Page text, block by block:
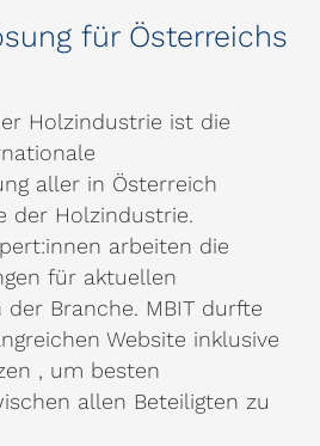
für Österreichs
Holzindustrie ist die
aller in Österreich
der Holzindustrie.
arbeiten die
für aktuellen
Branche. MBIT durfte
Website inklusive
, um besten
allen Beteiligten zu